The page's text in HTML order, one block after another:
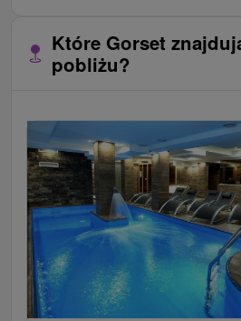
Które Gorset
pobliżu?